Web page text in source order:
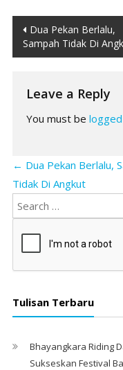
Post
navigation
Dua Pekan Berlalu,
Sampah Tidak Di
Leave a Reply
You must be
← Dua Pekan Berlalu,
Tidak Di Angkut
Tulisan Terbaru
Bhayangkara Riding
Sukseskan Festival